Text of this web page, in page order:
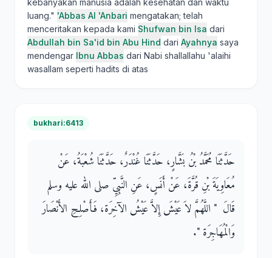
kebanyakan manusia adalah kesehatan dan waktu
luang." 'Abbas Al 'Anbari mengatakan; telah
menceritakan kepada kami Shufwan bin Isa dari
Abdullah bin Sa'id bin Abu Hind dari Ayahnya saya
mendengar Ibnu Abbas dari Nabi shallallahu 'alaihi
wasallam seperti hadits di atas
bukhari:6413
حَدَّثَنَا مُحَمَّدُ بْنُ بَشَّارٍ، حَدَّثَنَا غُنْدَرٌ، حَدَّثَنَا شُعْبَةُ، عَنْ
مُعَاوِيَةَ بْنِ قُرَّةَ، عَنْ أَنَسٍ، عَنِ النَّبِيِّ صلى الله عليه وسلم
قَالَ ‏ "‏ اللَّهُمَّ لاَ عَيْشَ إِلاَّ عَيْشُ الآخِرَة، فَأَصْلِحِ الأَنْصَارَ
وَالْمُهَاجِرَة ‏"‏‏.‏